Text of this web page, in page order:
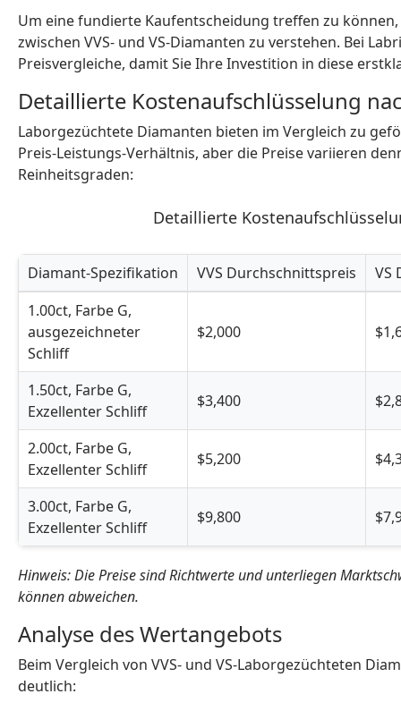
Um eine fundierte Kaufentscheidung treffen zu
zwischen VVS- und VS-Diamanten zu verstehen. Bei
Preisvergleiche, damit Sie Ihre Investition in diese
Detaillierte Kostenaufschlüsselung
Laborgezüchtete Diamanten bieten im Vergleich zu
Preis-Leistungs-Verhältnis, aber die Preise variieren
Reinheitsgraden:
Detaillierte
Detaillierte Kostenaufschlüsselung nach Reinheitsgrad
Diamant-Spezifikation VVS Durchschnittspreis
VS
1.00ct, Farbe G,
ausgezeichneter
Schliff
$2,000
1.50ct, Farbe G,
Exzellenter Schliff
$3,400
2.00ct, Farbe G,
Exzellenter Schliff
$5,200
3.00ct, Farbe G,
Exzellenter Schliff
$9,800
Hinweis: Die Preise sind Richtwerte und unterliegen
können abweichen.
Analyse des Wertangebots
Beim Vergleich von VVS- und VS-Laborgezüchteten
deutlich: